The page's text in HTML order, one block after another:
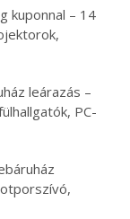
kuponnal – 14
leárazás –
PC-